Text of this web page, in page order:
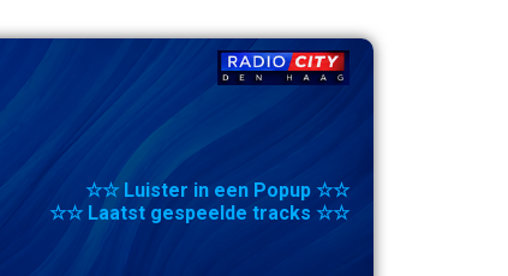
☆☆ Luister in een Popup ☆☆
☆☆ Laatst gespeelde tracks ☆☆